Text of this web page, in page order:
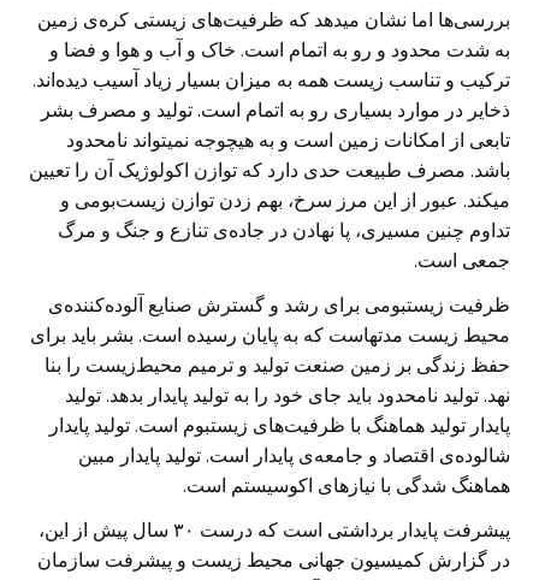
بررسی‌ها اما نشان میدهد که ظرفیت‌های زیستی کره‌ی زمین
به شدت محدود و رو به اتمام است. خاک و آب و هوا و فضا و
ترکیب و تناسب زیست همه به میزان بسیار زیاد آسیب دیده‌اند.
ذخایر در موارد بسیاری رو به اتمام است. تولید و مصرف بشر
تابعی از امکانات زمین است و به هیچوجه نمیتواند نامحدود
باشد. مصرف طبیعت حدی دارد که توازن اکولوژیک آن را تعیین
میکند. عبور از این مرز سرخ، بهم زدن توازن زیست‌بومی و
تداوم چنین مسیری، پا نهادن در جاده‌ی تنازع و جنگ و مرگ
جمعی است.
ظرفیت زیستبومی برای رشد و گسترش صنایع آلوده‌کننده‌ی
محیط زیست مدتهاست که به پایان رسیده است. بشر باید برای
حفظ زندگی بر زمین صنعت تولید و ترمیم محیط‌زیست را بنا
نهد. تولید نامحدود باید جای خود را به تولید پایدار بدهد. تولید
پایدار تولید هماهنگ با ظرفیت‌های زیستبوم است. تولید پایدار
شالوده‌ی اقتصاد و جامعه‌ی پایدار است. تولید پایدار مبین
هماهنگ شدگی با نیازهای اکوسیستم است.
پیشرفت پایدار برداشتی است که درست ۳۰ سال پیش از این،
در گزارش کمیسیون جهانی محیط زیست و پیشرفت سازمان